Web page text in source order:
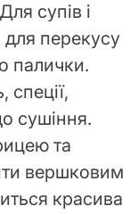
супів і
для перекусу
палички.
спеції,
сушіння.
та
вершковим
красива